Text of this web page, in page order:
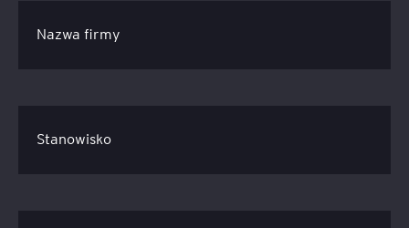
Nazwa firmy
Stanowisko